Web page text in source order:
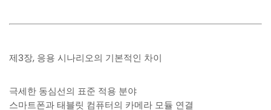
제3장, 응용 시나리오의 기본적인 차이
극세한 동심선의 표준 적용 분야
스마트폰과 태블릿 컴퓨터의 카메라 모듈 연결